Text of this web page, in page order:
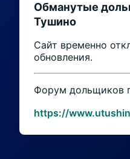
Обманутые
Тушино
Сайт временно
обновления.
Форум дольщиков
https://